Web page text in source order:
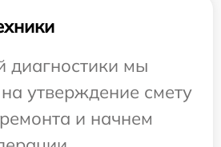
диагностики мы
утверждение смету
и начнем